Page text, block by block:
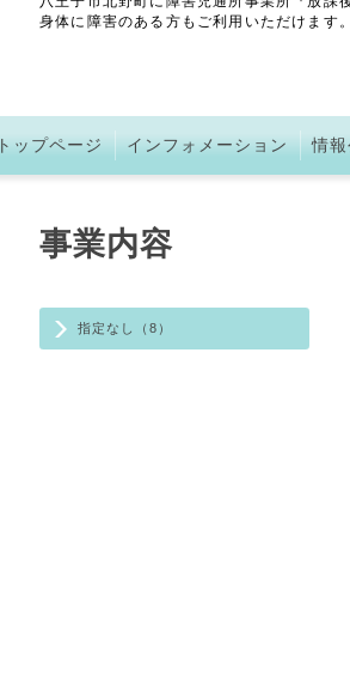
身体に障害のある方もご利用いただけます。
トップページ インフォメーション 情報
指定なし（8）
事業内容